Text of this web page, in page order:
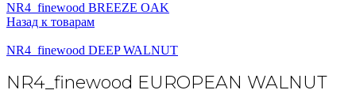
NR4_finewood BREEZE OAK
Назад к товарам
NR4_finewood DEEP WALNUT
NR4_finewood EUROPEAN WALNUT